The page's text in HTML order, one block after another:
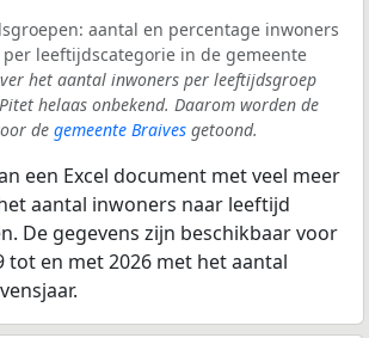
aantal en percentage inwoners
leeftijdscategorie in de gemeente
het aantal inwoners per leeftijdsgroep
helaas onbekend. Daarom worden de
de gemeente Braives getoond.
een Excel document met veel meer
aantal inwoners naar leeftijd
De gegevens zijn beschikbaar voor
tot en met 2026 met het aantal